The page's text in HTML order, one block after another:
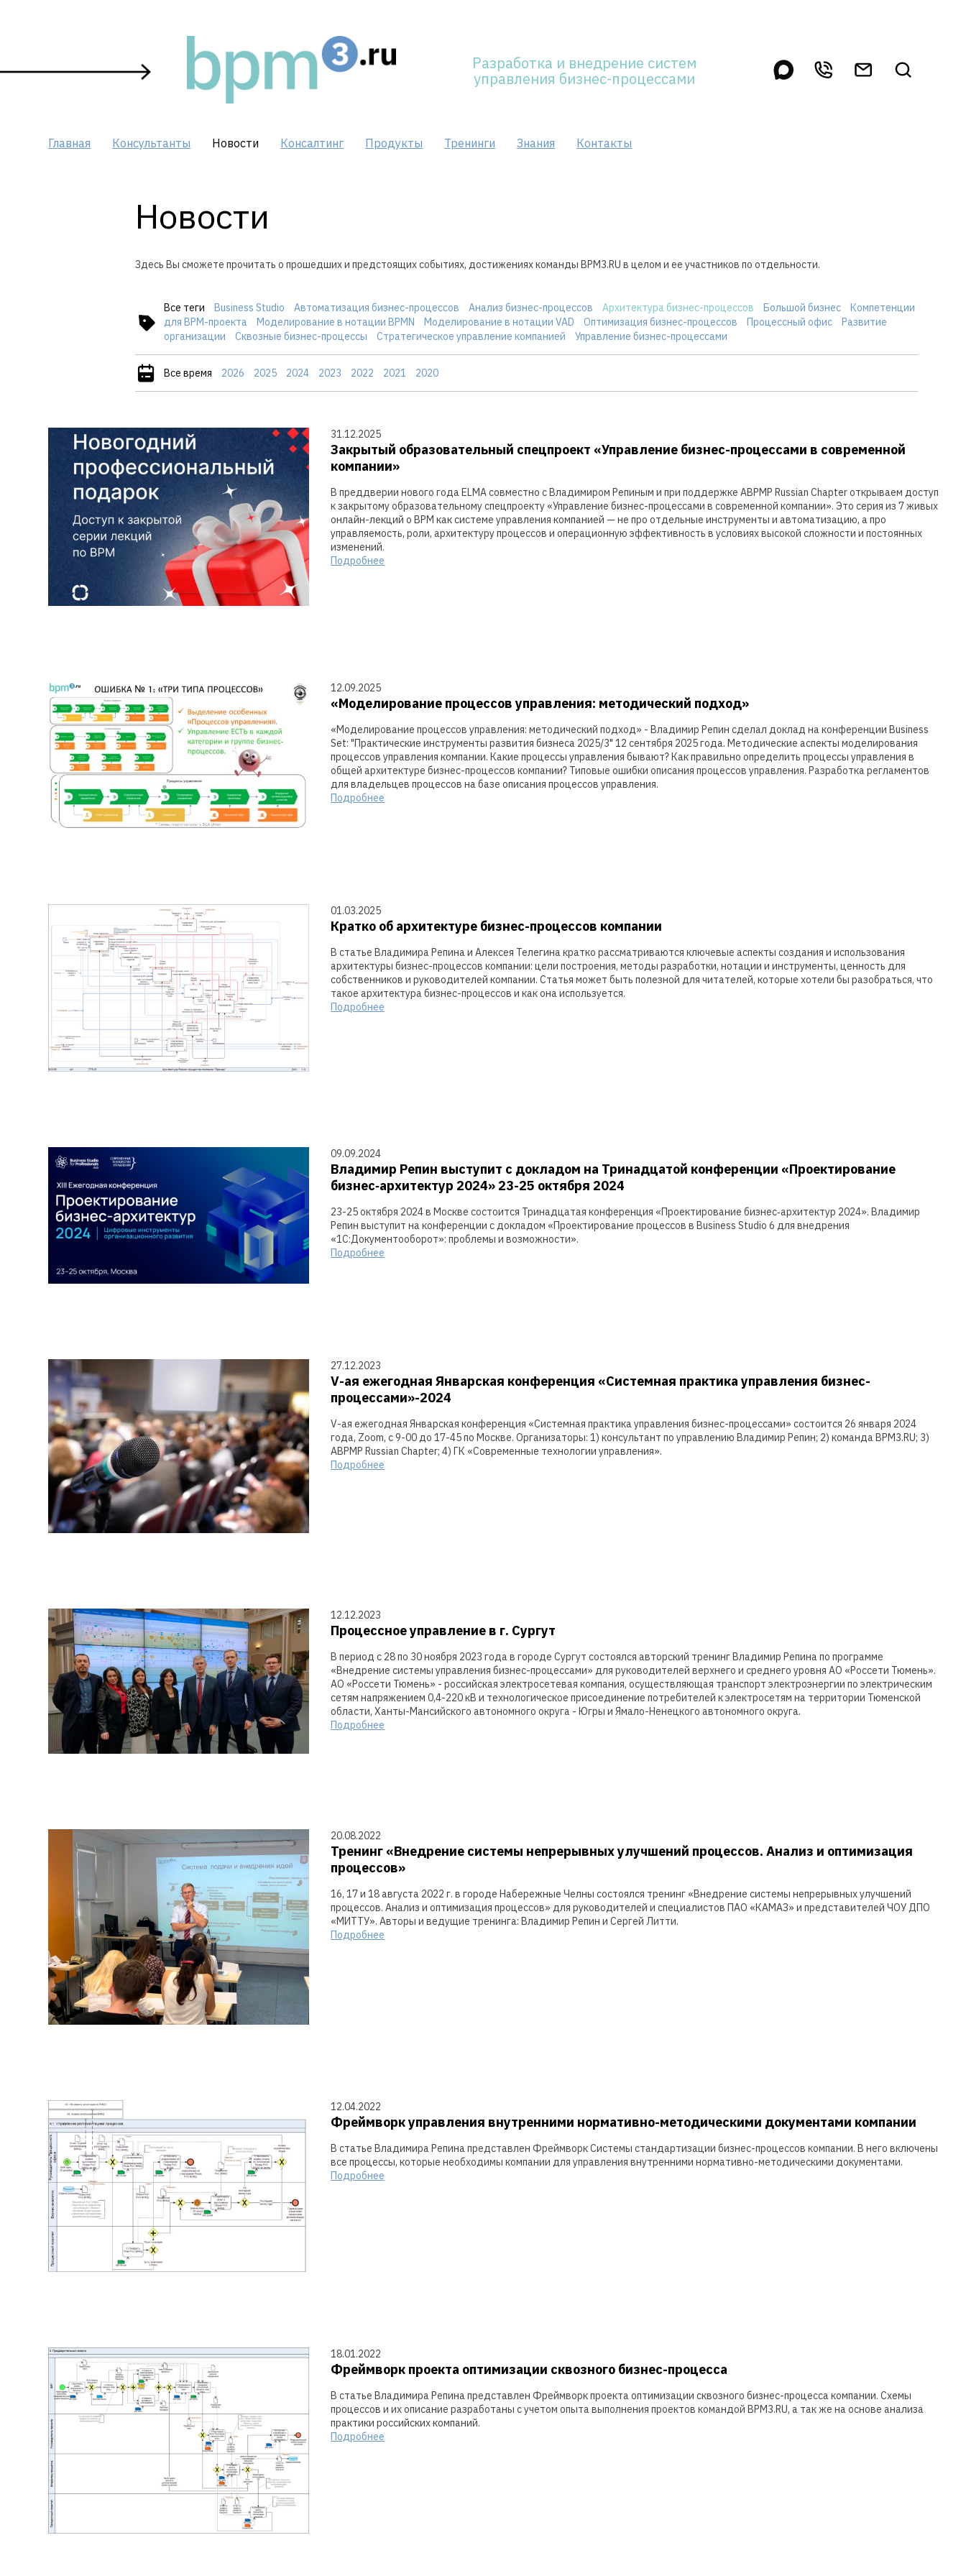
content
Разработка и внедрение систем
управления бизнес-процессами
Главная Консультанты Новости Консалтинг Продукты Тренинги Знания Контакты
Новости
Здесь Вы сможете прочитать о прошедших и предстоящих событиях, достижениях команды BPM3.RU в целом и ее участников по отдельности.
Все теги Business Studio Автоматизация бизнес-процессов Анализ бизнес-процессов Архитектура бизнес-процессов Большой бизнес
Компетенции
для BPM-проекта
Моделирование в нотации BPMN Моделирование в нотации VAD Оптимизация бизнес-процессов Процессный офис
Развитие
организации
Сквозные бизнес-процессы Стратегическое управление компанией Управление бизнес-процессами
Все время 2026 2025 2024 2023 2022 2021 2020
31.12.2025
Закрытый образовательный спецпроект «Управление бизнес-процессами в современной
компании»
В преддверии нового года ELMA совместно с Владимиром Репиным и при поддержке ABPMP Russian Chapter открываем доступ
к закрытому образовательному спецпроекту «Управление бизнес-процессами в современной компании». Это серия из 7 живых
онлайн-лекций о BPM как системе управления компанией — не про отдельные инструменты и автоматизацию, а про
управляемость, роли, архитектуру процессов и операционную эффективность в условиях высокой сложности и постоянных
изменений.
Подробнее
12.09.2025
«Моделирование процессов управления: методический подход»
«Моделирование процессов управления: методический подход» - Владимир Репин сделал доклад на конференции Business
Set: "Практические инструменты развития бизнеса 2025/3" 12 сентября 2025 года. Методические аспекты моделирования
процессов управления компании. Какие процессы управления бывают? Как правильно определить процессы управления в
общей архитектуре бизнес-процессов компании? Типовые ошибки описания процессов управления. Разработка регламентов
для владельцев процессов на базе описания процессов управления.
Подробнее
01.03.2025
Кратко об архитектуре бизнес-процессов компании
В статье Владимира Репина и Алексея Телегина кратко рассматриваются ключевые аспекты создания и использования
архитектуры бизнес-процессов компании: цели построения, методы разработки, нотации и инструменты, ценность для
собственников и руководителей компании. Статья может быть полезной для читателей, которые хотели бы разобраться, что
такое архитектура бизнес-процессов и как она используется.
Подробнее
09.09.2024
Владимир Репин выступит с докладом на Тринадцатой конференции «Проектирование
бизнес‑архитектур 2024» 23-25 октября 2024
23-25 октября 2024 в Москве состоится Тринадцатая конференция «Проектирование бизнес‑архитектур 2024». Владимир
Репин выступит на конференции с докладом «Проектирование процессов в Business Studio 6 для внедрения
«1С:Документооборот»: проблемы и возможности».
Подробнее
27.12.2023
V-ая ежегодная Январская конференция «Системная практика управления бизнес-
процессами»-2024
V-ая ежегодная Январская конференция «Системная практика управления бизнес-процессами» состоится 26 января 2024
года, Zoom, с 9-00 до 17-45 по Москве. Организаторы: 1) консультант по управлению Владимир Репин; 2) команда BPM3.RU; 3)
ABPMP Russian Chapter; 4) ГК «Современные технологии управления».
Подробнее
12.12.2023
Процессное управление в г. Сургут
В период с 28 по 30 ноября 2023 года в городе Сургут состоялся авторский тренинг Владимир Репина по программе
«Внедрение системы управления бизнес-процессами» для руководителей верхнего и среднего уровня АО «Россети Тюмень».
АО «Россети Тюмень» - российская электросетевая компания, осуществляющая транспорт электроэнергии по электрическим
сетям напряжением 0,4-220 кВ и технологическое присоединение потребителей к электросетям на территории Тюменской
области, Ханты-Мансийского автономного округа - Югры и Ямало-Ненецкого автономного округа.
Подробнее
20.08.2022
Тренинг «Внедрение системы непрерывных улучшений процессов. Анализ и оптимизация
процессов»
16, 17 и 18 августа 2022 г. в городе Набережные Челны состоялся тренинг «Внедрение системы непрерывных улучшений
процессов. Анализ и оптимизация процессов» для руководителей и специалистов ПАО «КАМАЗ» и представителей ЧОУ ДПО
«МИТТУ». Авторы и ведущие тренинга: Владимир Репин и Сергей Литти.
Подробнее
12.04.2022
Фреймворк управления внутренними нормативно-методическими документами компании
В статье Владимира Репина представлен Фреймворк Системы стандартизации бизнес-процессов компании. В него включены
все процессы, которые необходимы компании для управления внутренними нормативно-методическими документами.
Подробнее
18.01.2022
Фреймворк проекта оптимизации сквозного бизнес-процесса
В статье Владимира Репина представлен Фреймворк проекта оптимизации сквозного бизнес-процесса компании. Схемы
процессов и их описание разработаны с учетом опыта выполнения проектов командой BPM3.RU, а так же на основе анализа
практики российских компаний.
Подробнее